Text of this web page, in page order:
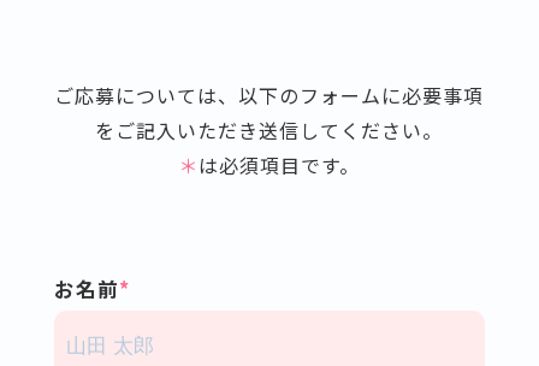
ご応募については、以下のフォームに必要事項
をご記入いただき送信してください。
＊は必須項目です。
お名前